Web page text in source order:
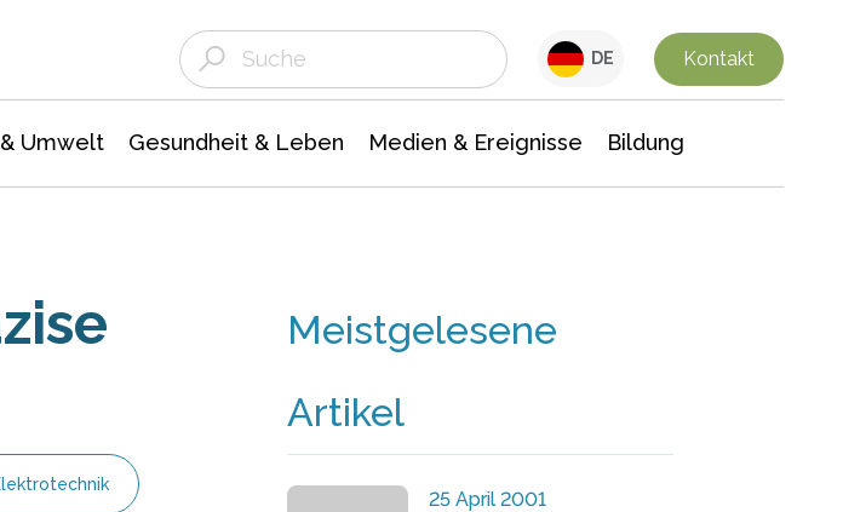
DE Kontakt
Umwelt Gesundheit & Leben Medien & Ereignisse Bildung
Meistgelesene
Artikel
25 April 2001